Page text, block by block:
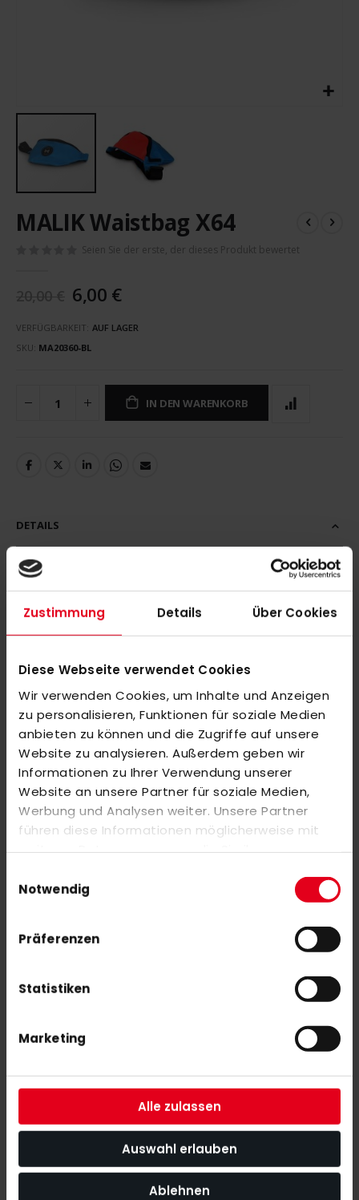
Zustimmung Details Über Cookies
Diese Webseite verwendet Cookies
Wir verwenden Cookies, um Inhalte und Anzeigen
zu personalisieren, Funktionen für soziale Medien
anbieten zu können und die Zugriffe auf unsere
Website zu analysieren. Außerdem geben wir
Informationen zu Ihrer Verwendung unserer
Website an unsere Partner für soziale Medien,
Werbung und Analysen weiter. Unsere Partner
führen diese Informationen möglicherweise mit
weiteren Daten zusammen, die Sie ihnen
Nutzung der Dienste gesammelt haben.
Notwendig
Präferenzen
Statistiken
Marketing
Alle zulassen
Auswahl erlauben
Ablehnen
Anfang
der
MALIK Waistbag X64
Seien Sie der erste, der dieses Produkt bewertet
6,00 €
VERFÜGBARKEIT: AUF LAGER
SKU MA20360-BL
IN DEN WARENKORB
DETAILS
MEHR INFORMATIONEN
BEWERTUNGEN
ÄHNLICHE PRODUKTE
Markieren Sie die Artikel, um Sie dem Warenkorb hinzuzufügen
oderAlle auswählen
Y1 GLB 70 (25/26)
220,00 €
NEWSLETTER ANMELDUNG
was News, Tipps und Rabattaktionen rund um unseren Shop
ABONNIEREN